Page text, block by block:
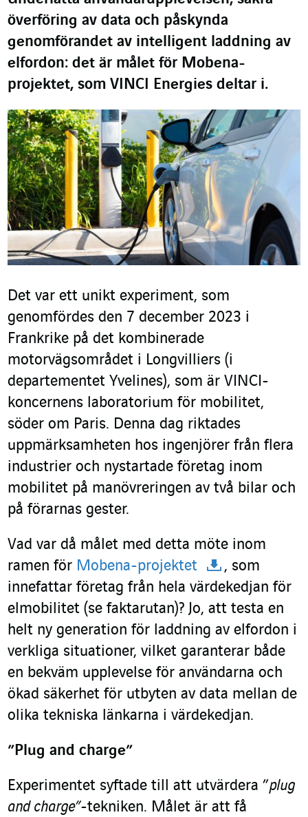
överföring av data och påskynda
genomförandet av intelligent laddning av
elfordon: det är målet för Mobena-
projektet, som VINCI Energies deltar i.
Det var ett unikt experiment, som
genomfördes den 7 december 2023 i
Frankrike på det kombinerade
motorvägsområdet i Longvilliers (i
departementet Yvelines), som är VINCI-
koncernens laboratorium för mobilitet,
söder om Paris. Denna dag riktades
uppmärksamheten hos ingenjörer från flera
industrier och nystartade företag inom
mobilitet på manövreringen av två bilar och
på förarnas gester.
Vad var då målet med detta möte inom
ramen för Mobena-projektet
, som
innefattar företag från hela värdekedjan för
elmobilitet (se faktarutan)? Jo, att testa en
helt ny generation för laddning av elfordon i
verkliga situationer, vilket garanterar både
en bekväm upplevelse för användarna och
ökad säkerhet för utbyten av data mellan de
olika tekniska länkarna i värdekedjan.
”Plug and charge”
Experimentet syftade till att utvärdera ”plug
and charge”-tekniken. Målet är att få